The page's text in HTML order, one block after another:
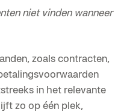
niet vinden wanneer
zoals contracten,
in het relevante
zo op één plek,